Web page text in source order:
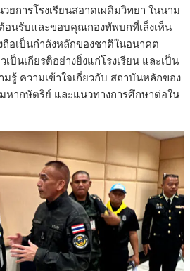
ยการโรงเรียนสอาดเผดิมวิทยา ในนาม
อนรับและขอบคุณกองทัพบกที่เล็งเห็น
อเป็นกำลังหลักของชาติในอนาคต
ป็นเกียรติอย่างยิ่งแก่โรงเรียน และเป็น
รู้ ความเข้าใจเกี่ยวกับ สถาบันหลักของ
หากษัตริย์ และแนวทางการศึกษาต่อใน